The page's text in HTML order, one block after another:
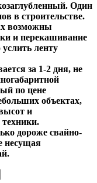
Один
в строительстве.
возможны
и перекашивание
ленту
за 1-2 дня, не
по цене
объектах,
и
дороже свайно-
несущая